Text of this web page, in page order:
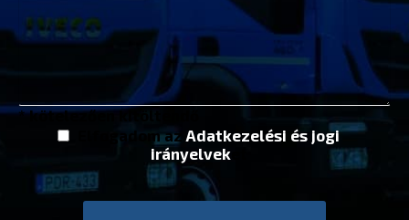
* kötelezően kitöltendő
Elfogadom az Adatkezelési és jogi
irányelveket